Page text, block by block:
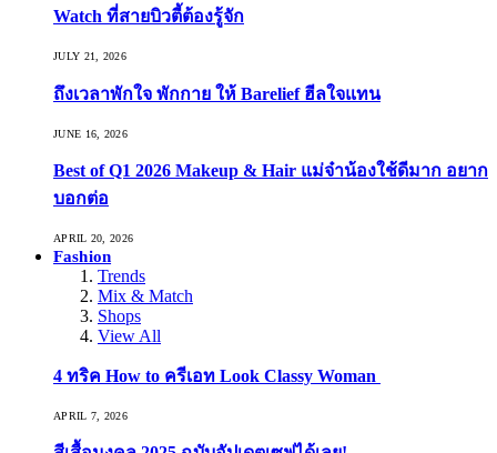
Watch ที่สายบิวตี้ต้องรู้จัก
JULY 21, 2026
ถึงเวลาพักใจ พักกาย ให้ Barelief ฮีลใจแทน
JUNE 16, 2026
Best of Q1 2026 Makeup & Hair แม่จ๋าน้องใช้ดีมาก อยาก
บอกต่อ
APRIL 20, 2026
Fashion
Trends
Mix & Match
Shops
View All
4 ทริค How to ครีเอท Look Classy Woman
APRIL 7, 2026